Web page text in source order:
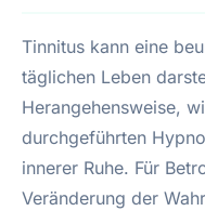
Tinnitus kann eine
täglichen Leben
Herangehensweise,
durchgeführten
innerer Ruhe. Für
Veränderung der